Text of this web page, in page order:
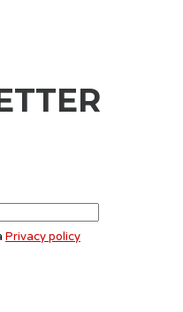
Privacy policy